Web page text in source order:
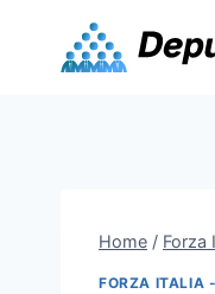
content
Home / Forza
FORZA ITALIA